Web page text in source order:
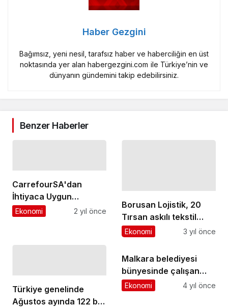
Haber Gezgini
Bağımsız, yeni nesil, tarafsız haber ve haberciliğin en üst
noktasında yer alan habergezgini.com ile Türkiye’nin ve
dünyanın gündemini takip edebilirsiniz.
Benzer Haberler
CarrefourSA'dan
İhtiyaca Uygun
Ramazan Kolisi
Ekonomi 2 yıl önce
Borusan Lojistik, 20
Tırsan askılı tekstil
taşıyıcı treyler ile
güçlendiriyor
Ekonomi 3 yıl önce
Türkiye genelinde
Ağustos ayında 122 bin
Malkara belediyesi
bünyesinde çalışan
memur daimi işçi ve
Ekonomi 4 yıl önce